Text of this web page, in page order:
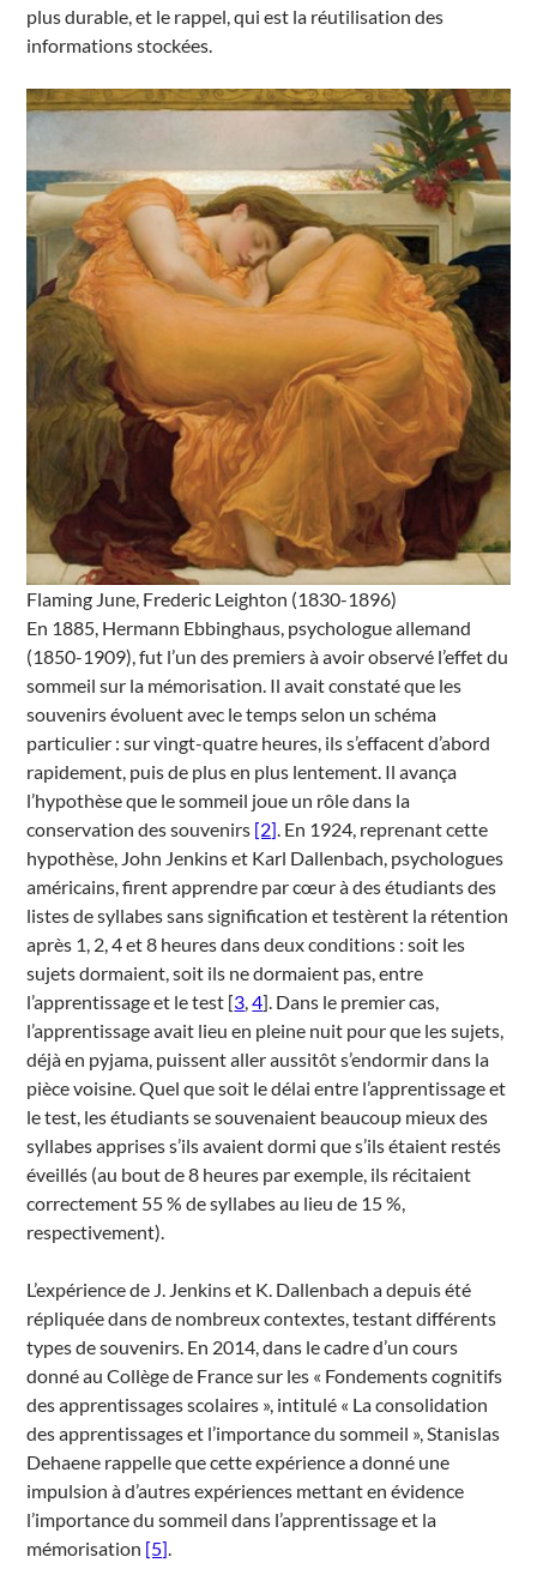
plus durable, et le rappel, qui est la réutilisation des
informations stockées.
Flaming June, Frederic Leighton (1830-1896)
En 1885, Hermann Ebbinghaus, psychologue allemand
(1850-1909), fut l’un des premiers à avoir observé l’effet du
sommeil sur la mémorisation. Il avait constaté que les
souvenirs évoluent avec le temps selon un schéma
particulier : sur vingt-quatre heures, ils s’effacent d’abord
rapidement, puis de plus en plus lentement. Il avança
l’hypothèse que le sommeil joue un rôle dans la
conservation des souvenirs [2] . En 1924, reprenant cette
hypothèse, John Jenkins et Karl Dallenbach, psychologues
américains, firent apprendre par cœur à des étudiants des
listes de syllabes sans signification et testèrent la rétention
après 1, 2, 4 et 8 heures dans deux conditions : soit les
sujets dormaient, soit ils ne dormaient pas, entre
l’apprentissage et le test [3 ,4]. Dans le premier cas,
l’apprentissage avait lieu en pleine nuit pour que les sujets,
déjà en pyjama, puissent aller aussitôt s’endormir dans la
pièce voisine. Quel que soit le délai entre l’apprentissage et
le test, les étudiants se souvenaient beaucoup mieux des
syllabes apprises s’ils avaient dormi que s’ils étaient restés
éveillés (au bout de 8 heures par exemple, ils récitaient
correctement 55 % de syllabes au lieu de 15 %,
respectivement).
L’expérience de J. Jenkins et K. Dallenbach a depuis été
répliquée dans de nombreux contextes, testant différents
types de souvenirs. En 2014, dans le cadre d’un cours
donné au Collège de France sur les « Fondements cognitifs
des apprentissages scolaires », intitulé « La consolidation
des apprentissages et l’importance du sommeil », Stanislas
Dehaene rappelle que cette expérience a donné une
impulsion à d’autres expériences mettant en évidence
l’importance du sommeil dans l’apprentissage et la
mémorisation [5]